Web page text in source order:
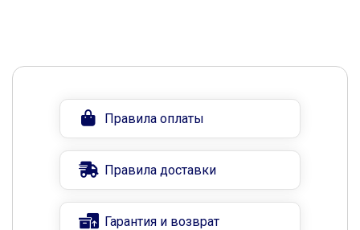
Правила оплаты
Правила доставки
Гарантия и возврат